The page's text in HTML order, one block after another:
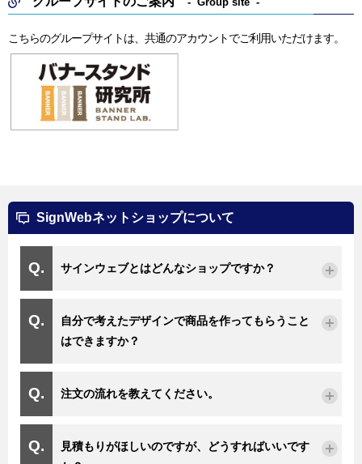
こちらのグループサイトは、共通のアカウントでご利用いただけます。
SignWebネットショップについて
サインウェブとはどんなショップですか？
自分で考えたデザインで商品を作ってもらうこと
はできますか？
注文の流れを教えてください。
見積もりがほしいのですが、どうすればいいです